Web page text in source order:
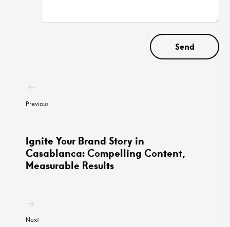
navigation
Previous
Ignite Your Brand Story in
Casablanca: Compelling Content,
Measurable Results
Next